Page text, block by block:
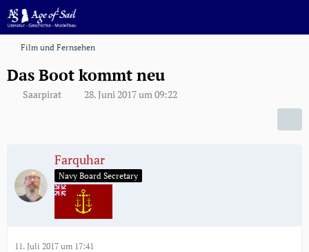
Film und Fernsehen
Das Boot kommt neu
Saarpirat 28. Juni 2017 um 09:22
Farquhar
Navy Board Secretary
11. Juli 2017 um 17:41